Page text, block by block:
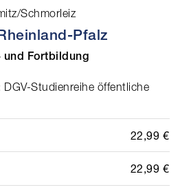
Schmorleiz
Pfalz
und Fortbildung
DGV-Studienreihe öffentliche
22,99 €
22,99 €